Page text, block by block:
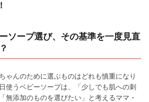
ソープ選び、その基準を一度見直
ゃんのために選ぶものはどれも慎重になり
使うベビーソープは、「少しでも肌への刺
無添加のものを選びたい」と考えるママ・